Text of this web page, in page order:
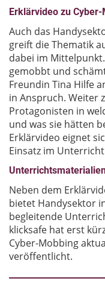
Erklärvideo zu
Auch das
greift die Thematik
dabei im
gemobbt und
Freundin Tina Hilfe
in Anspruch. Weiter
Protagonisten in
und was sie hätten
Erklärvideo eignet
Einsatz im
Neben dem
bietet Handysektor
begleitende
klicksafe hat erst
Cyber-Mobbing
veröffentlicht.